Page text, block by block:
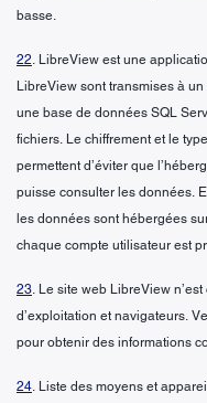
basse.
22. LibreView est une
LibreView sont transmises à
une base de données SQL
fichiers. Le chiffrement et le
permettent d’éviter que
puisse consulter les données.
les données sont hébergées
chaque compte utilisateur est
23. Le site web LibreView
d’exploitation et navigateurs.
pour obtenir des informations
24. Liste des moyens et